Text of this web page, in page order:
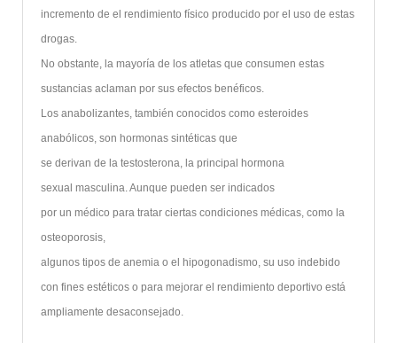
incremento de el rendimiento físico producido por el uso de estas
drogas.
No obstante, la mayoría de los atletas que consumen estas
sustancias aclaman por sus efectos benéficos.
Los anabolizantes, también conocidos como esteroides
anabólicos, son hormonas sintéticas que
se derivan de la testosterona, la principal hormona
sexual masculina. Aunque pueden ser indicados
por un médico para tratar ciertas condiciones médicas, como la
osteoporosis,
algunos tipos de anemia o el hipogonadismo, su uso indebido
con fines estéticos o para mejorar el rendimiento deportivo está
ampliamente desaconsejado.